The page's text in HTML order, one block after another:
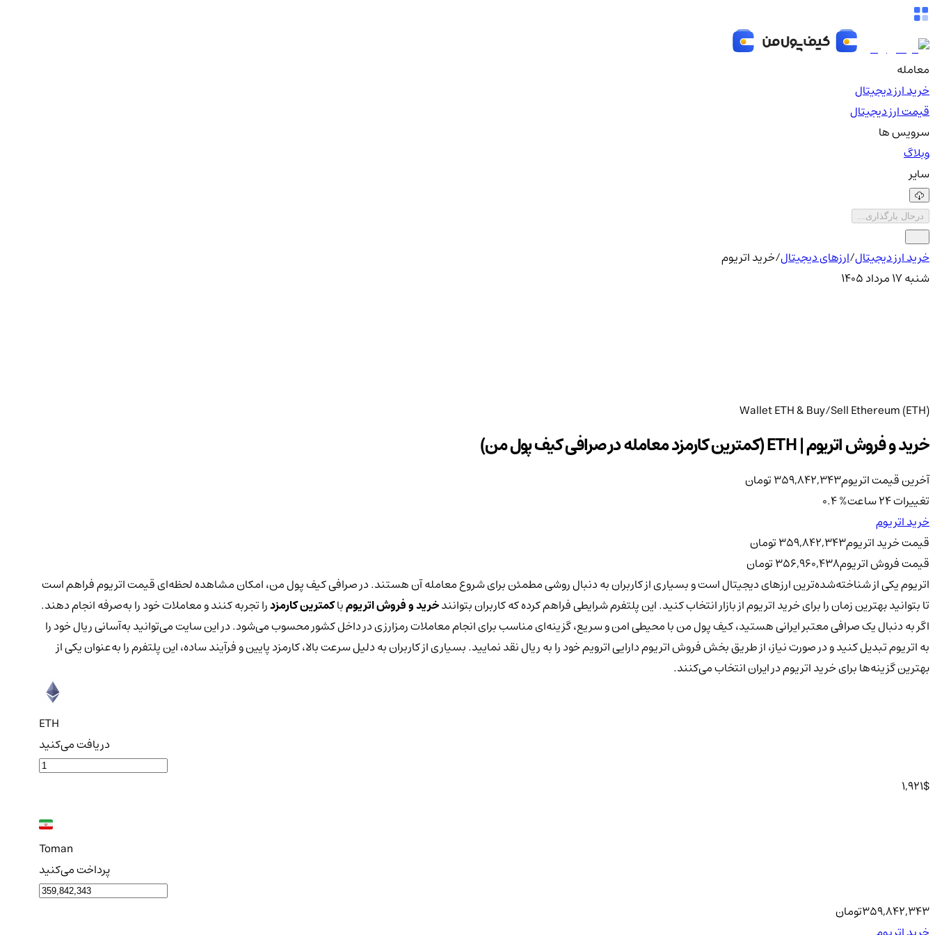
معامله
خرید ارز دیجیتال
قیمت ارز دیجیتال
سرویس ها
وبلاگ
سایر
درحال بارگذاری...
خرید ارز دیجیتال/ارزهای دیجیتال/خرید اتریوم
شنبه ۱۷ مرداد ۱۴۰۵
Wallet ETH & Buy/Sell Ethereum (ETH)
خرید و فروش اتریوم | ETH (کمترین کارمزد معامله در صرافی کیف پول من)
آخرین قیمت اتریوم359,842,343تومان
تغییرات 24 ساعت
0.4%
خرید اتریوم
قیمت خرید اتریوم359,842,343تومان
قیمت فروش اتریوم356,960,438تومان
اتریوم یکی از شناخته‌شده‌ترین ارزهای دیجیتال است و بسیاری از کاربران به دنبال روشی مطمئن برای شروع معامله آن هستند. در صرافی کیف پول من، امکان مشاهده لحظه‌ای قیمت اتریوم فراهم است
تا بتوانید بهترین زمان را برای خرید اتریوم از بازار انتخاب کنید. این پلتفرم شرایطی فراهم کرده که کاربران بتوانندخرید و فروش اتریومباکمترین کارمزدرا تجربه کنند و معاملات خود را به‌صرفه انجام دهند.
اگر به دنبال یک صرافی معتبر ایرانی هستید، کیف پول من با محیطی امن و سریع، گزینه‌ای مناسب برای انجام معاملات رمز‌ارزی در داخل کشور محسوب می‌شود. در این سایت می‌توانید به‌آسانی ریال خود را
به اتریوم تبدیل کنید و در صورت نیاز، از طریق بخش فروش اتریوم دارایی اترویم خود را به ریال نقد نمایید. بسیاری از کاربران به دلیل سرعت بالا، کارمزد پایین و فرآیند ساده، این پلتفرم را به‌عنوان یکی از
بهترین گزینه‌ها برای خرید اتریوم در ایران انتخاب می‌کنند.
ETH
دریافت می‌کنید
1,921$
Toman
پرداخت می‌کنید
359,842,343تومان